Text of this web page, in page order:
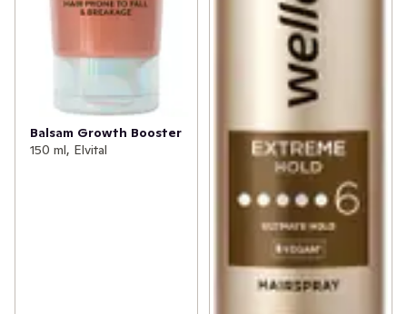
Balsam Growth Booster
150 ml, Elvital